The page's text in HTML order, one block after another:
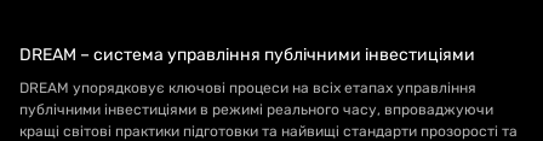
DREAM – система управління публічними інвестиціями
DREAM упорядковує ключові процеси на всіх етапах управління
публічними інвестиціями в режимі реального часу, впроваджуючи
кращі світові практики підготовки та найвищі стандарти прозорості та